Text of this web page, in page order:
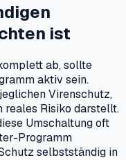
ist
ab, sollte
aktiv sein.
Virenschutz,
Risiko darstellt.
Umschaltung oft
Programm
selbstständig in